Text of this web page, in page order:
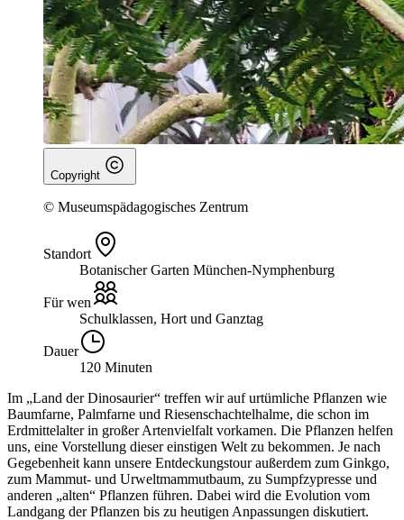
Copyright
© Museumspädagogisches Zentrum
Standort
Botanischer Garten München-Nymphenburg
Für wen
Schulklassen, Hort und Ganztag
Dauer
120 Minuten
Im „Land der Dinosaurier“ treffen wir auf urtümliche Pflanzen wie
Baumfarne, Palmfarne und Riesenschachtelhalme, die schon im
Erdmittelalter in großer Artenvielfalt vorkamen. Die Pflanzen helfen
uns, eine Vorstellung dieser einstigen Welt zu bekommen. Je nach
Gegebenheit kann unsere Entdeckungstour außerdem zum Ginkgo,
zum Mammut- und Urweltmammutbaum, zu Sumpfzypresse und
anderen „alten“ Pflanzen führen. Dabei wird die Evolution vom
Landgang der Pflanzen bis zu heutigen Anpassungen diskutiert.